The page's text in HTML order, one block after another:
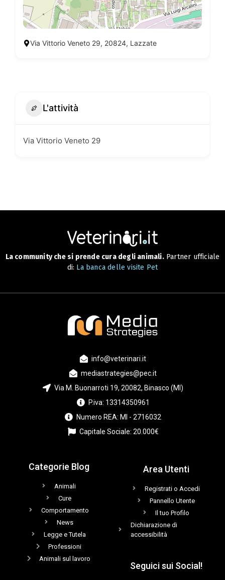
Via Vittorio Veneto 29, 20824, Lazzate
L'attività
Via Vittorio Veneto 29
La community che si prende cura degli animali.Partner ufficiale
di: La banca delle visite Pet
info@veterinari.it
mediastrategies@pec.it
Via M. Buonarroti 19, 20082, Binasco (MI)
P.iva: 13314350961
Numero REA: MI - 2716032
Capitale Sociale: 20.000€
Categorie Blog
Animali
Cure
Comportamento
News
Legge e Tutela
Professioni
Animali sul lavoro
Area Utenti
Registrati o Accedi
Pannello Utente
Il tuo Profilo
Dichiarazione di
accessibilità
Seguici sui Social!